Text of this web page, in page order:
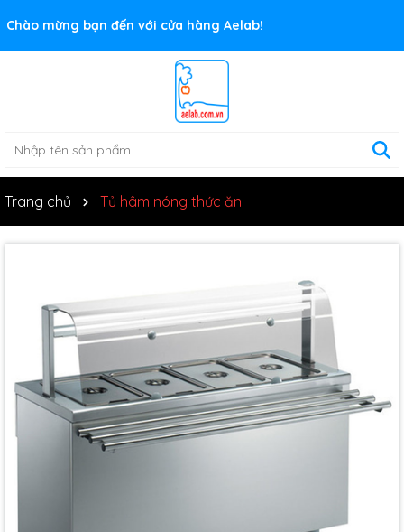
Rất nhiều ưu đãi và chương trình khuyến mãi đang chờ đợi
bạn
Trang chủ Tủ hâm nóng thức ăn